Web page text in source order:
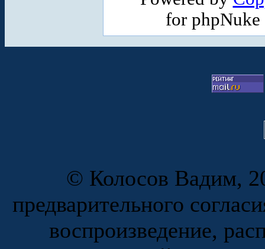
for
© Колосов Вадим,
предварительного
воспроизведение,